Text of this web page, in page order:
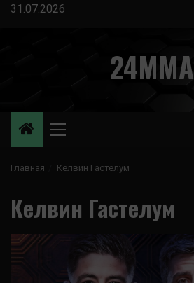
Перейти
31.07.2026
24MMA
Основное
Главная Келвин Гастелум
Келвин Гастелум